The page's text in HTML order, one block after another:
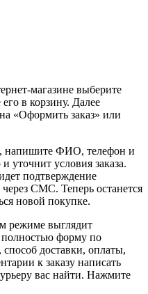
магазине выберите
в корзину. Далее
«Оформить заказ» или
напишите ФИО, телефон и
уточнит условия заказа.
подтверждение
СМС. Теперь останется
новой покупке.
режиме выглядит
форму по
доставки, оплаты,
к заказу написать
вас найти. Нажмите